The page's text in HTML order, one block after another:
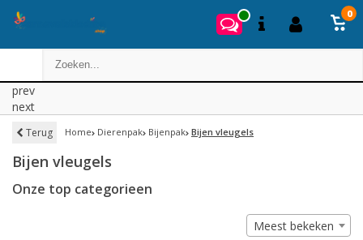
0
prev
next
Terug Home Dierenpak Bijenpak Bijen vleugels
Bijen vleugels
Onze top categorieen
Meest bekeken